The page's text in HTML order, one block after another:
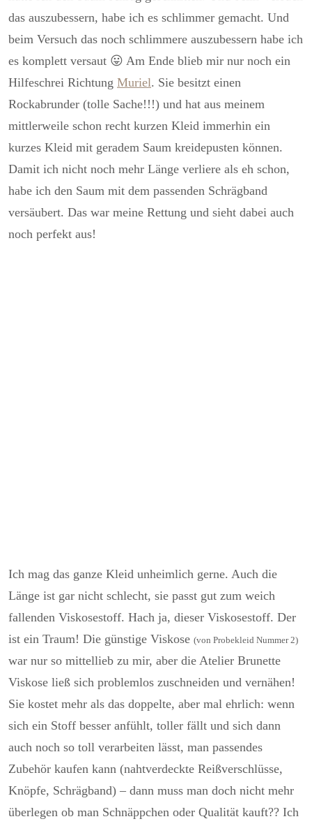
das auszubessern, habe ich es schlimmer gemacht. Und
beim Versuch das noch schlimmere auszubessern habe ich
es komplett versaut 😛 Am Ende blieb mir nur noch ein
Hilfeschrei Richtung Muriel. Sie besitzt einen
Rockabrunder (tolle Sache!!!) und hat aus meinem
mittlerweile schon recht kurzen Kleid immerhin ein
kurzes Kleid mit geradem Saum kreidepusten können.
Damit ich nicht noch mehr Länge verliere als eh schon,
habe ich den Saum mit dem passenden Schrägband
versäubert. Das war meine Rettung und sieht dabei auch
noch perfekt aus!
Ich mag das ganze Kleid unheimlich gerne. Auch die
Länge ist gar nicht schlecht, sie passt gut zum weich
fallenden Viskosestoff. Hach ja, dieser Viskosestoff. Der
ist ein Traum! Die günstige Viskose (von Probekleid Nummer 2)
war nur so mittellieb zu mir, aber die Atelier Brunette
Viskose ließ sich problemlos zuschneiden und vernähen!
Sie kostet mehr als das doppelte, aber mal ehrlich: wenn
sich ein Stoff besser anfühlt, toller fällt und sich dann
auch noch so toll verarbeiten lässt, man passendes
Zubehör kaufen kann (nahtverdeckte Reißverschlüsse,
Knöpfe, Schrägband) – dann muss man doch nicht mehr
überlegen ob man Schnäppchen oder Qualität kauft?? Ich